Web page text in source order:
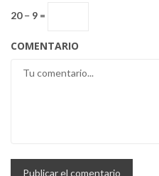
20 − 9 =
COMENTARIO